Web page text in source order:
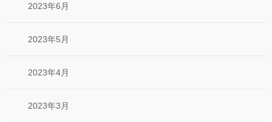
2023年6月
2023年5月
2023年4月
2023年3月